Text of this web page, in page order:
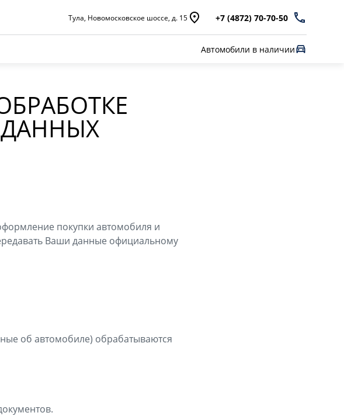
Тула, Новомосковское шоссе, д. 15 +7 (4872) 70-70-50
Автомобили в наличии
покупки автомобиля и
Ваши данные официальному
об автомобиле) обрабатываются